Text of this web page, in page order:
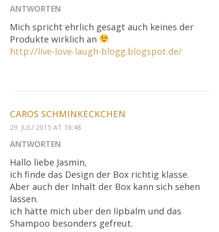
ANTWORTEN
Mich spricht ehrlich gesagt auch keines der
Produkte wirklich an
http://live-love-laugh-blogg.blogspot.de/
CAROS SCHMINKECKCHEN
29. JULI 2015 AT 16:48
ANTWORTEN
Hallo liebe Jasmin,
ich finde das Design der Box richtig klasse.
Aber auch der Inhalt der Box kann sich sehen
lassen.
ich hätte mich über den lipbalm und das
Shampoo besonders gefreut.